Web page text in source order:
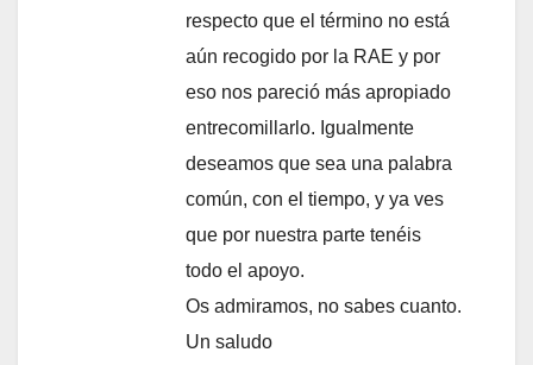
respecto que el término no está
aún recogido por la RAE y por
eso nos pareció más apropiado
entrecomillarlo. Igualmente
deseamos que sea una palabra
común, con el tiempo, y ya ves
que por nuestra parte tenéis
todo el apoyo.
Os admiramos, no sabes cuanto.
Un saludo